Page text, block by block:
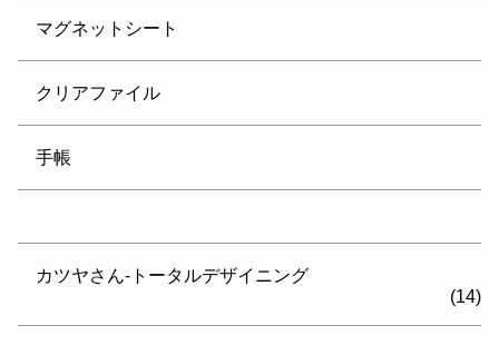
マグネットシート
クリアファイル
手帳
カツヤさん-トータルデザイニング
(14)